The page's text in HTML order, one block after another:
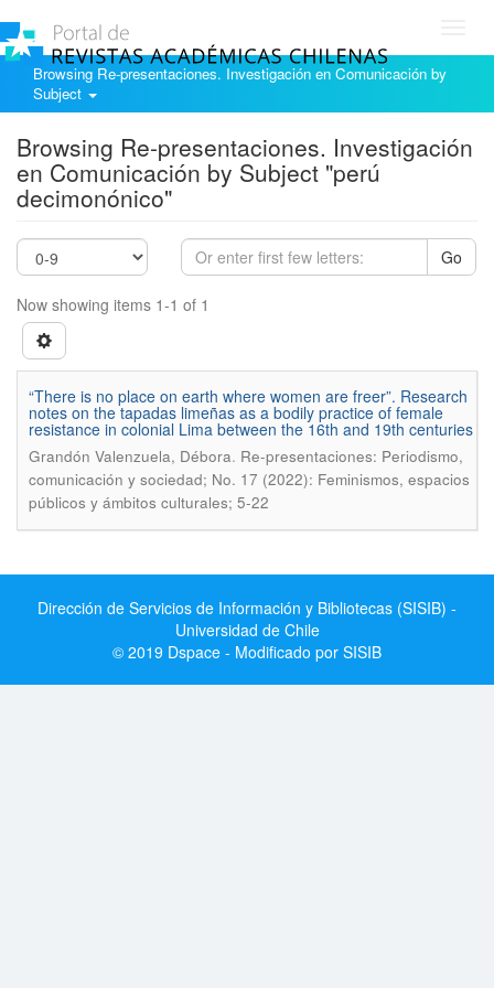
Browsing Re-presentaciones. Investigación en Comunicación by
Subject
Browsing Re-presentaciones. Investigación
en Comunicación by Subject "perú
decimonónico"
Go
Now showing items 1-1 of 1
“There is no place on earth where women are freer”. Research
notes on the tapadas limeñas as a bodily practice of female
resistance in colonial Lima between the 16th and 19th centuries
Grandón Valenzuela, Débora. Re-presentaciones: Periodismo,
comunicación y sociedad; No. 17 (2022): Feminismos, espacios
públicos y ámbitos culturales; 5-22
Dirección de Servicios de Información y Bibliotecas (SISIB) -
Universidad de Chile
© 2019 Dspace - Modificado por SISIB